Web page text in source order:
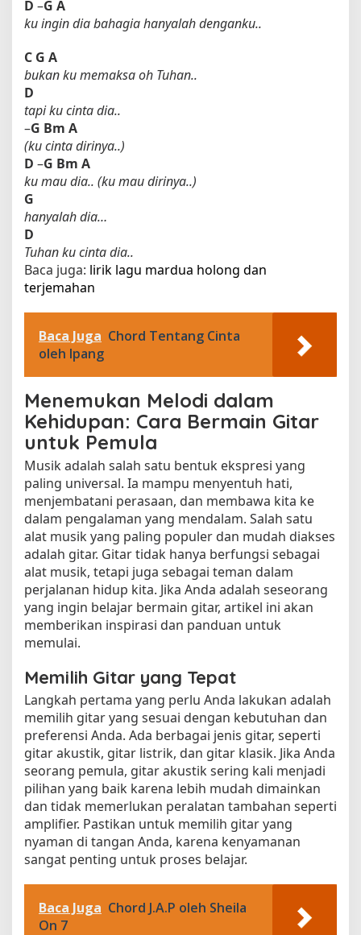
D –G A
ku ingin dia bahagia hanyalah denganku..
C G A
bukan ku memaksa oh Tuhan..
D
tapi ku cinta dia..
–G Bm A
(ku cinta dirinya..)
D –G Bm A
ku mau dia.. (ku mau dirinya..)
G
hanyalah dia…
D
Tuhan ku cinta dia..
Baca juga: lirik lagu mardua holong dan
terjemahan​
Baca Juga Chord Tentang Cinta
oleh Ipang
Menemukan Melodi dalam
Kehidupan: Cara Bermain Gitar
untuk Pemula
Musik adalah salah satu bentuk ekspresi yang
paling universal. Ia mampu menyentuh hati,
menjembatani perasaan, dan membawa kita ke
dalam pengalaman yang mendalam. Salah satu
alat musik yang paling populer dan mudah diakses
adalah gitar. Gitar tidak hanya berfungsi sebagai
alat musik, tetapi juga sebagai teman dalam
perjalanan hidup kita. Jika Anda adalah seseorang
yang ingin belajar bermain gitar, artikel ini akan
memberikan inspirasi dan panduan untuk
memulai.
Memilih Gitar yang Tepat
Langkah pertama yang perlu Anda lakukan adalah
memilih gitar yang sesuai dengan kebutuhan dan
preferensi Anda. Ada berbagai jenis gitar, seperti
gitar akustik, gitar listrik, dan gitar klasik. Jika Anda
seorang pemula, gitar akustik sering kali menjadi
pilihan yang baik karena lebih mudah dimainkan
dan tidak memerlukan peralatan tambahan seperti
amplifier. Pastikan untuk memilih gitar yang
nyaman di tangan Anda, karena kenyamanan
sangat penting untuk proses belajar.
Baca Juga Chord J.A.P oleh Sheila
On 7